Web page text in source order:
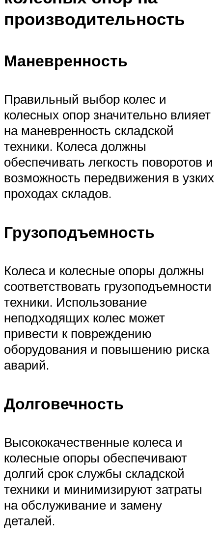
производительность
Маневренность
Правильный выбор колес и
колесных опор значительно влияет
на маневренность складской
техники. Колеса должны
обеспечивать легкость поворотов и
возможность передвижения в узких
проходах складов.
Грузоподъемность
Колеса и колесные опоры должны
соответствовать грузоподъемности
техники. Использование
неподходящих колес может
привести к повреждению
оборудования и повышению риска
аварий.
Долговечность
Высококачественные колеса и
колесные опоры обеспечивают
долгий срок службы складской
техники и минимизируют затраты
на обслуживание и замену
деталей.